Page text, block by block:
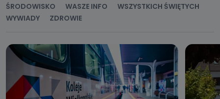
ŚRODOWISKO
WASZE INFO
WSZYSTKICH ŚWIĘTYCH
WYWIADY
ZDROWIE